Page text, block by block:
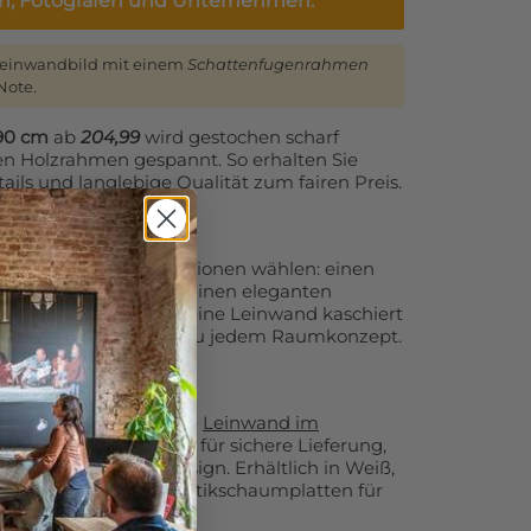
mit einem Schattenfugenrahmen
cm ab 204,99wird gestochen scharf
Holzrahmen gespannt. So erhalten Sie
und langlebige Qualität zum fairen Preis.
Sie zusätzliche Optionen wählen: einen
Randdruck, einen eleganten
Leinwand oder eine Leinwand kaschiert
perfekt zu jedem Raumkonzept.
wir unsere Leinwand im
. Diese Variante sorgt für sichere Lieferung,
ein modernes Design. Erhältlich in Weiß,
auch mit Akustikschaumplatten für